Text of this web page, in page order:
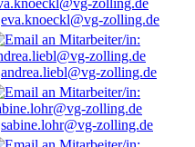
eva.knoeckl@vg-zolling.de
andrea.liebl@vg-zolling.de
sabine.lohr@vg-zolling.de